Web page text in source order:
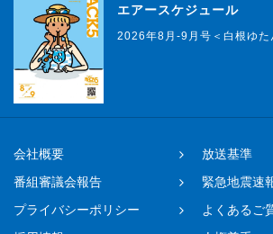
エアースケジュール
2026年8月-9月号＜白根ゆた
会社概要
放送基準
番組審議会報告
緊急地震速
プライバシーポリシー
よくあるご